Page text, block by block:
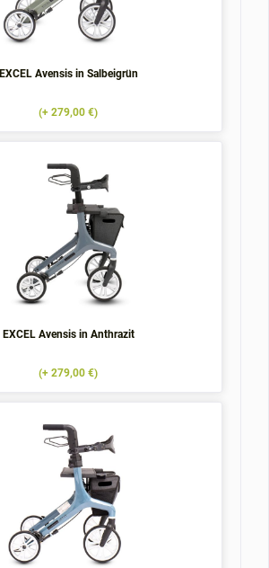
EXCEL Avensis in Salbeigrün
(+ 279,00 €)
EXCEL Avensis in Anthrazit
(+ 279,00 €)